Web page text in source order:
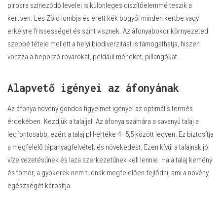
pirosra színeződő levelei is különleges díszítőelemmé teszik a
kertben. Les Zöld lombja és érett kék bogyói minden kertbe vagy
erkélyre frissességet és színt visznek. Az áfonyabokor környezeted
szebbé tétele mellett a helyi biodiverzitást is támogathatja, hiszen
vonzza a beporzó rovarokat, például méheket, pillangókat.
Alapvető igényei az áfonyának
Az áfonya növény gondos figyelmet igényel az optimális termés
érdekében. Kezdjük a talajjal. Az áfonya számára a savanyú talaj a
legfontosabb, ezért a talaj pH-értéke 4–5,5 között legyen. Ez biztosítja
a megfelelő tápanyagfelvételt és növekedést. Ezen kívül a talajnak jó
vízelvezetésűnek és laza szerkezetűnek kell lennie. Ha a talaj kemény
és tömör, a gyökerek nem tudnak megfelelően fejlődni, ami a növény
egészségét károsítja.